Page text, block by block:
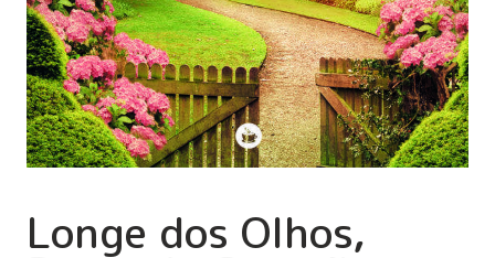
Longe dos Olhos,